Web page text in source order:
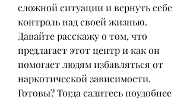
сложной ситуации и вернуть себе
контроль над своей жизнью.
Давайте расскажу о том, что
предлагает этот центр и как он
помогает людям избавляться от
наркотической зависимости.
Готовы? Тогда садитесь поудобнее